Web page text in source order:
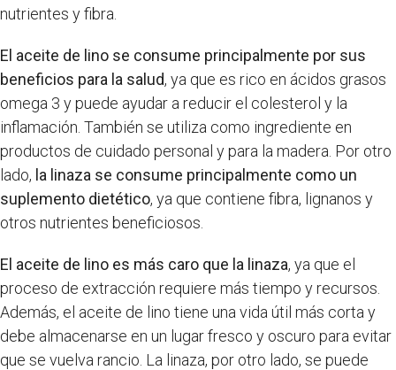
nutrientes y fibra.
El aceite de lino se consume principalmente por sus
beneficios para la salud, ya que es rico en ácidos grasos
omega 3 y puede ayudar a reducir el colesterol y la
inflamación. También se utiliza como ingrediente en
productos de cuidado personal y para la madera. Por otro
lado, la linaza se consume principalmente como un
suplemento dietético, ya que contiene fibra, lignanos y
otros nutrientes beneficiosos.
El aceite de lino es más caro que la linaza, ya que el
proceso de extracción requiere más tiempo y recursos.
Además, el aceite de lino tiene una vida útil más corta y
debe almacenarse en un lugar fresco y oscuro para evitar
que se vuelva rancio. La linaza, por otro lado, se puede